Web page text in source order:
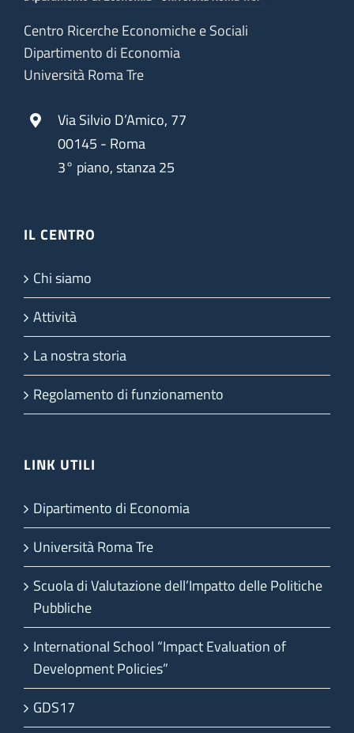
Centro Ricerche Economiche e Sociali
Dipartimento di Economia
Università Roma Tre
Via Silvio D’Amico, 77
00145 - Roma
3° piano, stanza 25
IL CENTRO
Chi siamo
Attività
La nostra storia
Regolamento di funzionamento
LINK UTILI
Dipartimento di Economia
Università Roma Tre
Scuola di Valutazione dell’Impatto delle Politiche
Pubbliche
International School “Impact Evaluation of
Development Policies”
GDS17